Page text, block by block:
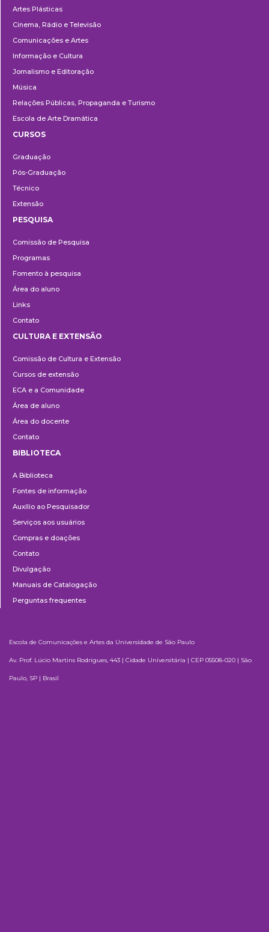
Artes Plásticas
Cinema, Rádio e Televisão
Comunicações e Artes
Informação e Cultura
Jornalismo e Editoração
Música
Relações Públicas, Propaganda e Turismo
Escola de Arte Dramática
CURSOS
Graduação
Pós-Graduação
Técnico
Extensão
PESQUISA
Comissão de Pesquisa
Programas
Fomento à pesquisa
Área do aluno
Links
Contato
e
Extensão
CULTURA E EXTENSÃO
Comissão de Cultura e Extensão
Cursos de extensão
ECA e a Comunidade
Área de aluno
Área do docente
Contato
BIBLIOTECA
A Biblioteca
Fontes de informação
Auxílio ao Pesquisador
Serviços aos usuários
Compras e doações
Contato
Divulgação
Manuais de Catalogação
Perguntas frequentes
Escola de Comunicações e Artes da Universidade de São Paulo
Av. Prof. Lúcio Martins Rodrigues, 443 | Cidade Universitária | CEP 05508-020 | São
Paulo, SP | Brasil